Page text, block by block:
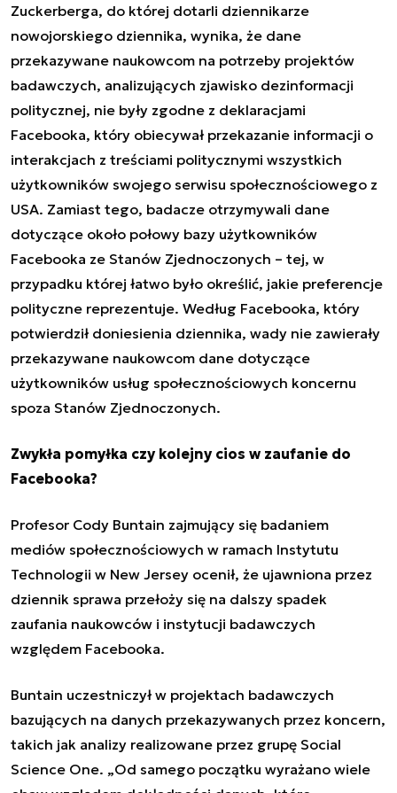
Zuckerberga, do której dotarli dziennikarze
nowojorskiego dziennika, wynika, że dane
przekazywane naukowcom na potrzeby projektów
badawczych, analizujących zjawisko dezinformacji
politycznej, nie były zgodne z deklaracjami
Facebooka, który obiecywał przekazanie informacji o
interakcjach z treściami politycznymi wszystkich
użytkowników swojego serwisu społecznościowego z
USA. Zamiast tego, badacze otrzymywali dane
dotyczące około połowy bazy użytkowników
Facebooka ze Stanów Zjednoczonych – tej, w
przypadku której łatwo było określić, jakie preferencje
polityczne reprezentuje. Według Facebooka, który
potwierdził doniesienia dziennika, wady nie zawierały
przekazywane naukowcom dane dotyczące
użytkowników usług społecznościowych koncernu
spoza Stanów Zjednoczonych.
Zwykła pomyłka czy kolejny cios w zaufanie do
Facebooka?
Profesor Cody Buntain zajmujący się badaniem
mediów społecznościowych w ramach Instytutu
Technologii w New Jersey ocenił, że ujawniona przez
dziennik sprawa przełoży się na dalszy spadek
zaufania naukowców i instytucji badawczych
względem Facebooka.
Buntain uczestniczył w projektach badawczych
bazujących na danych przekazywanych przez koncern,
takich jak analizy realizowane przez grupę Social
Science One. „Od samego początku wyrażano wiele